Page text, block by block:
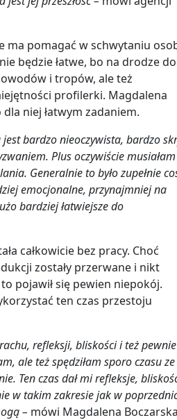
ma pomagać w schwytaniu
będzie łatwe, bo na drodze do
i tropów, ale też
profilerki. Magdalena
niej łatwym zadaniem.
bardzo nieoczywista, bardzo
Plus oczywiście
Generalnie to było zupełnie
emocjonalne, przynajmniej na
bardziej łatwiejsze do
całkowicie bez pracy. Choć
zostały przerwane i nikt
pojawił się pewien niepokój.
ten czas przestoju
refleksji, bliskości i też pewnie
ale też spędziłam sporo czasu ze
Ten czas dał mi refleksje,
w takim zakresie jak w
– mówi Magdalena